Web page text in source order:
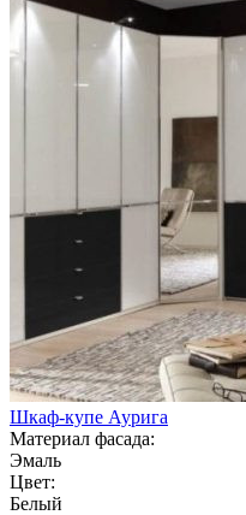
Шкаф-купе Аурига
Материал фасада:
Эмаль
Цвет:
Белый